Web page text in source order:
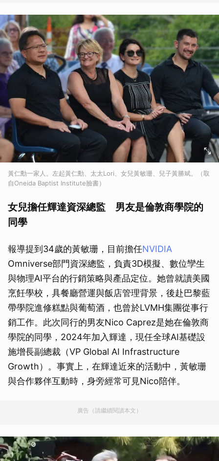
黃仁勳一家人。左起黃仁勳、太太Lori、女兒黃敏珊、兒子黃勝斌。（取
自Oneida Baptist Institute臉書）
女兒擔任輝達資深總監 男友是倫敦商學院的
同學
報導提到34歲的黃敏珊，目前擔任NVIDIA
Omniverse部門資深總監，負責3D模擬、數位孿生
與物理AI平台的行銷策略與產品定位。她曾就讀美國
烹飪學校，具餐廳營運與飯店管理背景，後赴巴黎藍
帶學院進修糕點與葡萄酒，也曾於LVMH集團從事行
銷工作。此次同行的男友Nico Caprez是她在倫敦商
學院的同學，2024年加入輝達，現任全球AI基礎設
施增長副總裁（VP Global AI Infrastructure
Growth）。事實上，在輝達近來的活動中，黃敏珊
與合作夥伴互動時，身旁經常可見Nico陪伴。
廣告（請繼續閱讀本文）